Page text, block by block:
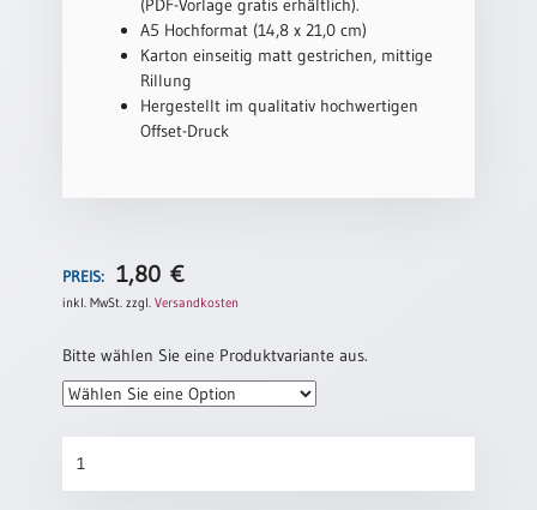
Eheschliessung
Hochzeitsjubiläum
PC-
Poster
Neuerscheinungen
Einzelposter
(PDF-Vorlage gratis erhältlich).
A5 Hochformat (14,8 x 21,0 cm)
Karton einseitig matt gestrichen, mittige
Rillung
Hergestellt im qualitativ hochwertigen
Offset-Druck
PREIS: 1,80€
inkl. MwSt. zzgl.Versandkosten
Bitte wählen Sie eine Produktvariante aus.
„Löwenzahn“
Menge